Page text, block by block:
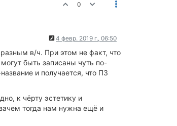
0
4 февр. 2019 г., 06:50
в/ч. При этом не факт, что
быть записаны чуть по-
и получается, что ПЗ
к чёрту эстетику и
тогда нам нужна ещё и